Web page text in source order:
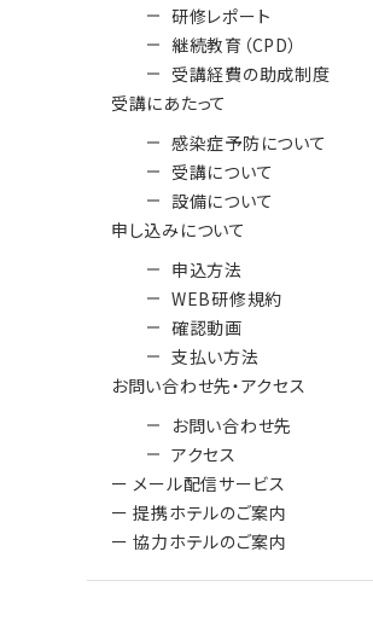
研修レポート
継続教育（CPD）
受講経費の助成制度
受講にあたって
感染症予防について
受講について
設備について
申し込みについて
申込方法
WEB研修規約
確認動画
支払い方法
お問い合わせ先・アクセス
お問い合わせ先
アクセス
ー メール配信サービス
ー 提携ホテルのご案内
ー 協力ホテルのご案内